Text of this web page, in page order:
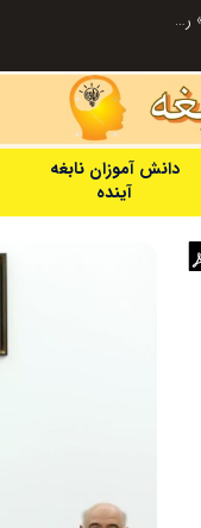
صورت‌های مالی سال ۱۴۰۴ کالبر در بوته رأی؛ پخش آنلاین مجمع برای سهامداران در سراسر کشور
دانش آموزان نابغه
آینده